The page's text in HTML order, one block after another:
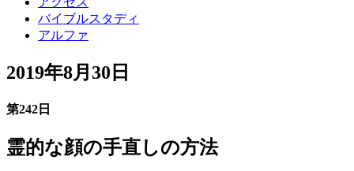
バイブルスタディ
アルファ
2019年8月30日
第242日
霊的な顔の手直しの方法